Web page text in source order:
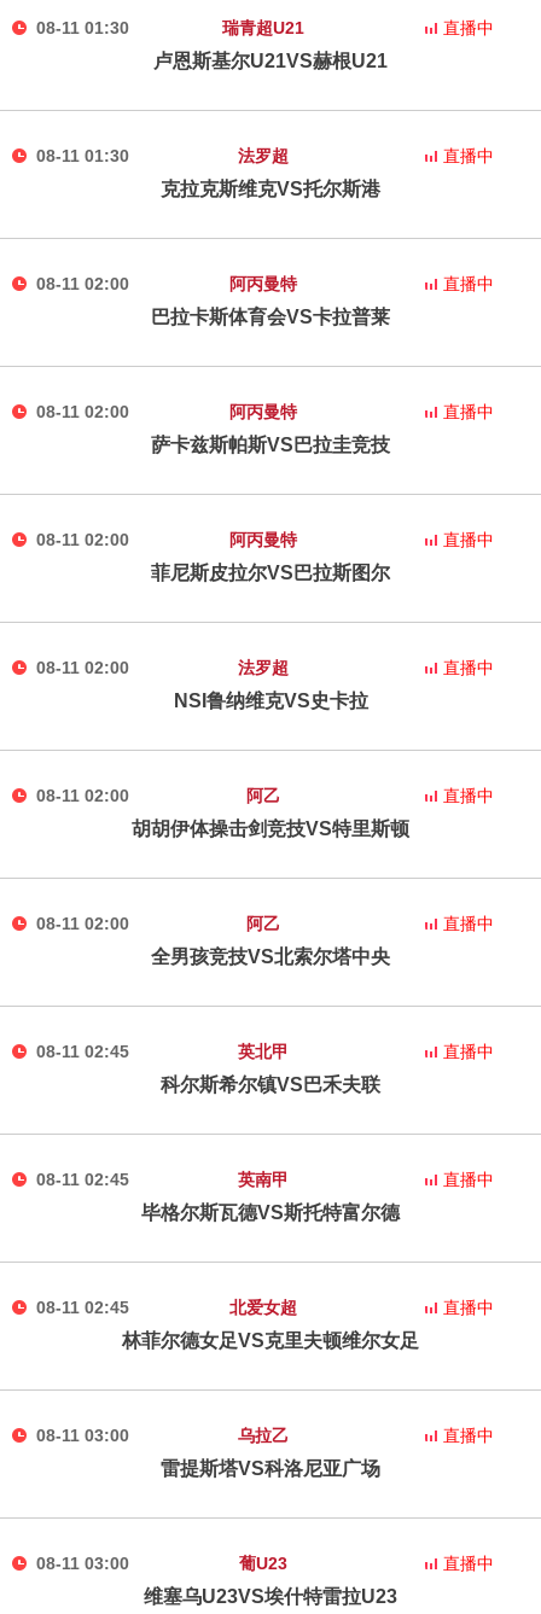
08-11 01:30 瑞青超U21
卢恩斯基尔U21VS赫根U21
直播中
08-11 01:30 法罗超
克拉克斯维克VS托尔斯港
直播中
08-11 02:00 阿丙曼特
巴拉卡斯体育会VS卡拉普莱
直播中
08-11 02:00 阿丙曼特
萨卡兹斯帕斯VS巴拉圭竞技
直播中
08-11 02:00 阿丙曼特
菲尼斯皮拉尔VS巴拉斯图尔
直播中
08-11 02:00 法罗超
NSI鲁纳维克VS史卡拉
直播中
08-11 02:00 阿乙
胡胡伊体操击剑竞技VS特里斯顿
直播中
08-11 02:00 阿乙
全男孩竞技VS北索尔塔中央
直播中
08-11 02:45 英北甲
科尔斯希尔镇VS巴禾夫联
直播中
08-11 02:45 英南甲
毕格尔斯瓦德VS斯托特富尔德
直播中
08-11 02:45 北爱女超
林菲尔德女足VS克里夫顿维尔女足
直播中
08-11 03:00 乌拉乙
雷提斯塔VS科洛尼亚广场
直播中
08-11 03:00 葡U23
维塞乌U23VS埃什特雷拉U23
直播中